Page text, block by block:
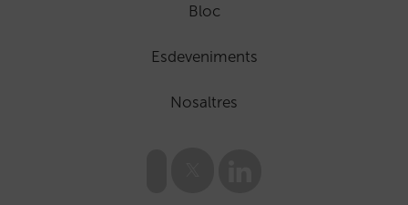
Bloc
Esdeveniments
Nosaltres